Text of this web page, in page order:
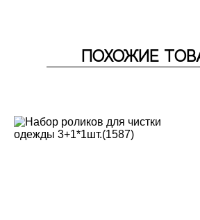
ПОХОЖИЕ